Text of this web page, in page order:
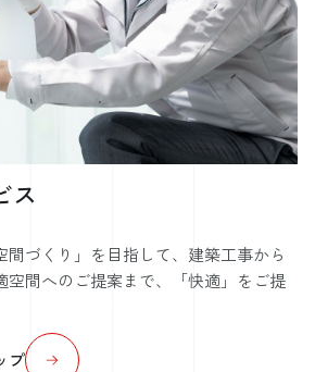
ス
間づくり」を目指して、建築工事から
空間へのご提案まで、「快適」をご提
プ